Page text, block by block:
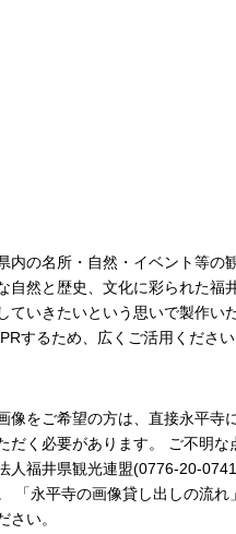
内の名所・自然・イベント等の
自然と歴史、文化に彩られた福
ていきたいという思いで製作い
するため、広くご活用くださ
像をご希望の方は、直接永平寺
だく必要があります。 ご不明な
人福井県観光連盟(0776-20-
「永平寺の画像貸し出しの流れ
さい。